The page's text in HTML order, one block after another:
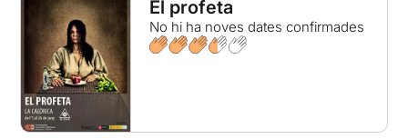
El profeta
No hi ha noves dates confirmades